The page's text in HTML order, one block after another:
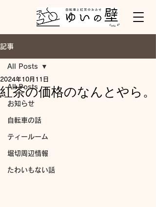
記事
All Posts
お知らせ
自転車の話
ティールーム
堀切周辺情報
たわいもない話
All Posts
紅茶の価格のなんとやら。
2024年10月11日